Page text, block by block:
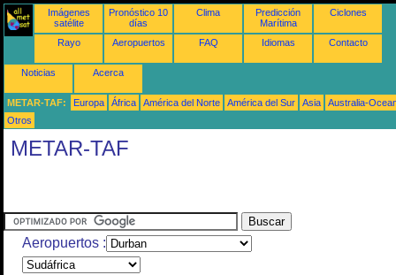
Imágenes
satélite
Pronóstico 10
días
Clima
Predicción
Marítima
Ciclones
Rayo Aeropuertos FAQ Idiomas Contacto
Noticias Acerca
METAR-TAF: Europa África América del Norte América del Sur Asia
Australia-
Otros
METAR-TAF
Aeropuertos :